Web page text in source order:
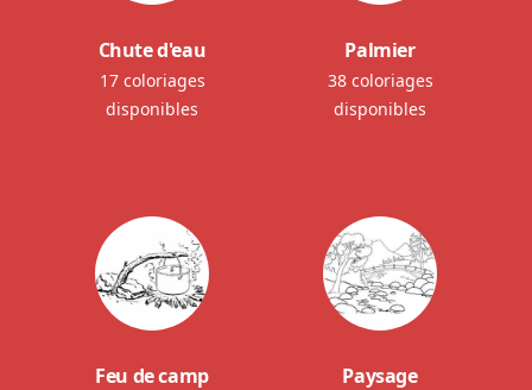
Chute d'eau
17 coloriages
disponibles
Palmier
38 coloriages
disponibles
Feu de camp Paysage